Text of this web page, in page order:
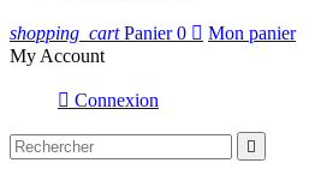
shopping_cart Panier 0  Mon panier
My Account
 Connexion
